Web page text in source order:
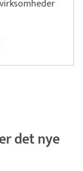
det nye